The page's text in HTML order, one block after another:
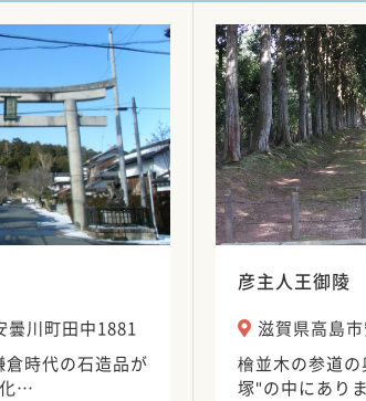
曇川町田中1881
時代の石造品が
…
彦主人王御陵
滋賀県高島
檜並木の参道
塚"の中にあり